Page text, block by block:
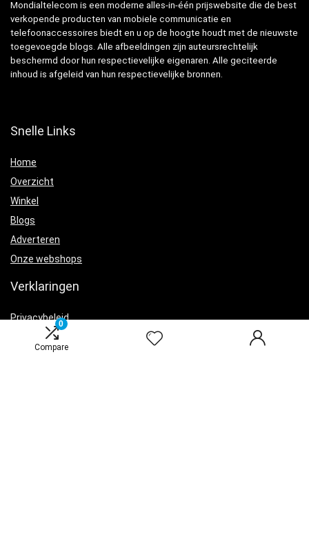
0
Compare
Mondialtelecom is een moderne alles-in-één prijswebsite die de best
verkopende producten van mobiele communicatie en
telefoonaccessoires biedt en u op de hoogte houdt met de nieuwste
toegevoegde blogs. Alle afbeeldingen zijn auteursrechtelijk
beschermd door hun respectievelijke eigenaren. Alle geciteerde
inhoud is afgeleid van hun respectievelijke bronnen.
Snelle Links
Home
Overzicht
Winkel
Blogs
Adverteren
Onze webshops
Verklaringen
Privacybeleid
algemene voorwaarden